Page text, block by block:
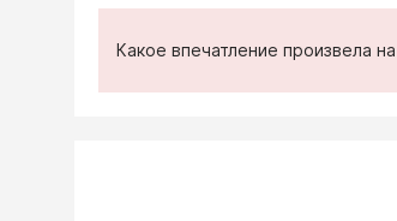
Какое впечатление произвела